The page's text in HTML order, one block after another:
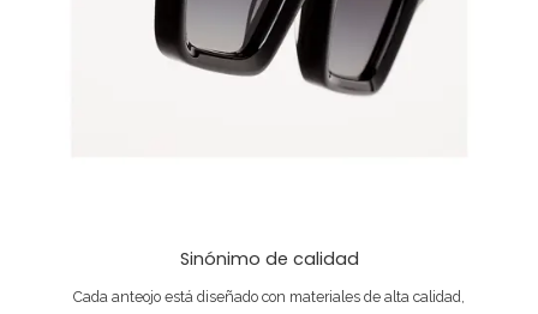
Sinónimo de calidad
Cada anteojo está diseñado con materiales de alta calidad,